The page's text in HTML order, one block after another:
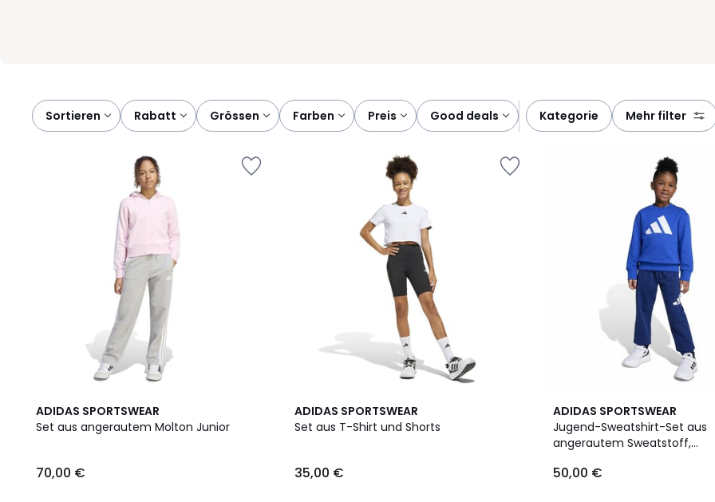
Sortieren
rabatt grössen farben preis good deals kategorie mehr filter
ADIDAS SPORTSWEAR
Set aus angerautem Molton Junior
€.
70,00 €
5
/
ADIDAS SPORTSWEAR
Set aus T-Shirt und Shorts
35,00 €
5
/
ADIDAS SPORTSWEAR
Jugend-Sweatshirt-Set aus
angerautem Sweatstoff,
50,00 €
4,9
/ 5
2
Farben